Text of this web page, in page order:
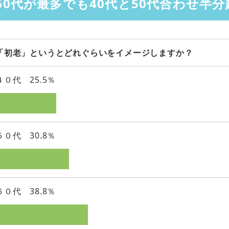
代が最多でも40代と50代合わせ半分
「初老」というとどれぐらいをイメージしますか？
０代 25.5％
０代 30.8％
０代 38.8％